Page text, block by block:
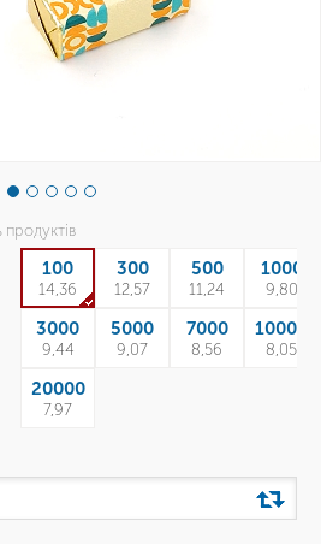
продуктів
100
14,36
300
12,57
500
11,24
1000
9,80
3000
9,44
5000
9,07
7000
8,56
10000
8,05
20000
7,97